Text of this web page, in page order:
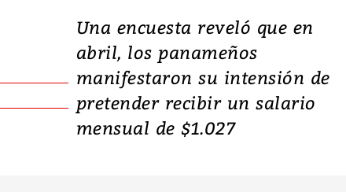
Una encuesta reveló que en
abril, los panameños
manifestaron su intensión de
pretender recibir un salario
mensual de $1.027